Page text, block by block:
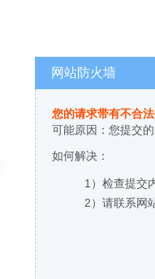
网站防火墙
您的请求带有不合
可能原因：您提交
如何解决：
1）检查提交
2）请联系网